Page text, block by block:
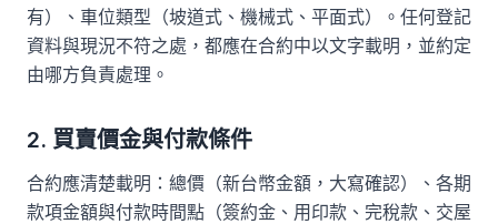
有）、車位類型（坡道式、機械式、平面式）。任何登記
資料與現況不符之處，都應在合約中以文字載明，並約定
由哪方負責處理。
2. 買賣價金與付款條件
合約應清楚載明：總價（新台幣金額，大寫確認）、各期
款項金額與付款時間點（簽約金、用印款、完稅款、交屋